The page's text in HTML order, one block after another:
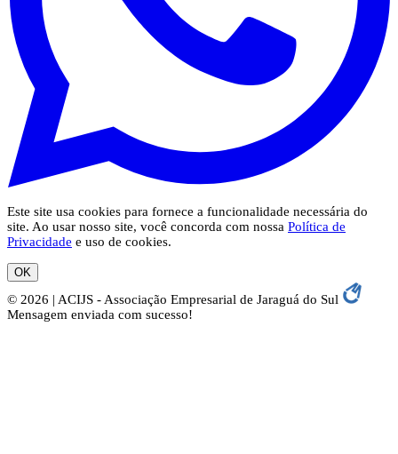
Este site usa cookies para fornece a funcionalidade necessária do
site. Ao usar nosso site, você concorda com nossa Política de
Privacidade e uso de cookies.
OK
© 2026 | ACIJS - Associação Empresarial de Jaraguá do Sul
Mensagem enviada com sucesso!